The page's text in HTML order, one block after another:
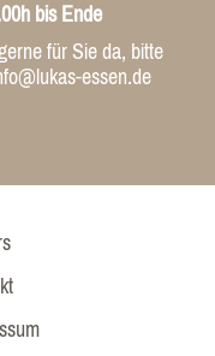
bis Ende
für Sie da, bitte
essen.de